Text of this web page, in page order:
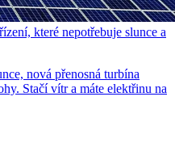
které nepotřebuje slunce a
nová přenosná turbína
Stačí vítr a máte elektřinu na